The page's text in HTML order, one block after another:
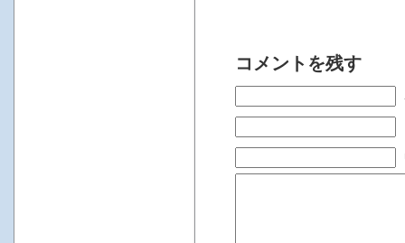
コメントを残す